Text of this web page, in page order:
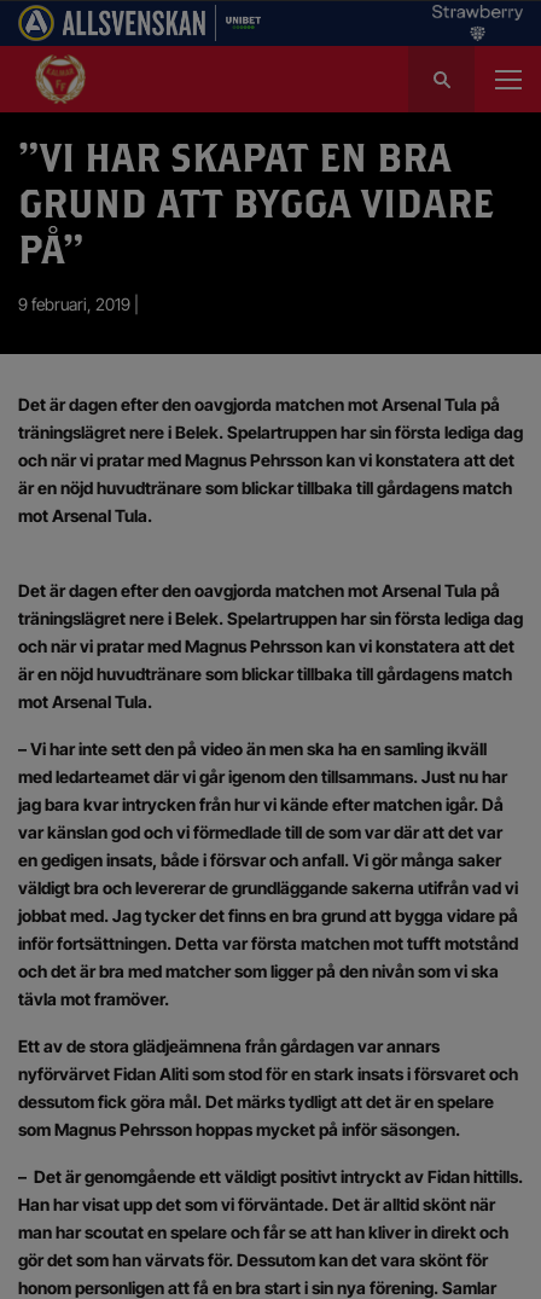
k
t
”VI HAR SKAPAT EN BRA
GRUND ATT BYGGA VIDARE
PÅ”
9 februari, 2019 |
Det är dagen efter den oavgjorda matchen mot Arsenal Tula på
träningslägret nere i Belek. Spelartruppen har sin första lediga dag
och när vi pratar med Magnus Pehrsson kan vi konstatera att det
är en nöjd huvudtränare som blickar tillbaka till gårdagens match
mot Arsenal Tula.
Det är dagen efter den oavgjorda matchen mot Arsenal Tula på
träningslägret nere i Belek. Spelartruppen har sin första lediga dag
och när vi pratar med Magnus Pehrsson kan vi konstatera att det
är en nöjd huvudtränare som blickar tillbaka till gårdagens match
mot Arsenal Tula.
– Vi har inte sett den på video än men ska ha en samling ikväll
med ledarteamet där vi går igenom den tillsammans. Just nu har
jag bara kvar intrycken från hur vi kände efter matchen igår. Då
var känslan god och vi förmedlade till de som var där att det var
en gedigen insats, både i försvar och anfall. Vi gör många saker
väldigt bra och levererar de grundläggande sakerna utifrån vad vi
jobbat med. Jag tycker det finns en bra grund att bygga vidare på
inför fortsättningen. Detta var första matchen mot tufft motstånd
och det är bra med matcher som ligger på den nivån som vi ska
tävla mot framöver.
Ett av de stora glädjeämnena från gårdagen var annars
nyförvärvet Fidan Aliti som stod för en stark insats i försvaret och
dessutom fick göra mål. Det märks tydligt att det är en spelare
som Magnus Pehrsson hoppas mycket på inför säsongen.
– Det är genomgående ett väldigt positivt intryckt av Fidan hittills.
Han har visat upp det som vi förväntade. Det är alltid skönt när
man har scoutat en spelare och får se att han kliver in direkt och
gör det som han värvats för. Dessutom kan det vara skönt för
honom personligen att få en bra start i sin nya förening. Samlar